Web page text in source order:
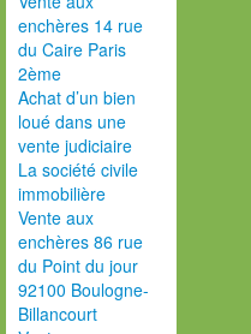
enchères 14 rue
du Caire Paris
2ème
Achat d’un bien
loué dans une
vente judiciaire
La société civile
immobilière
Vente aux
enchères 86 rue
du Point du jour
92100 Boulogne-
Billancourt